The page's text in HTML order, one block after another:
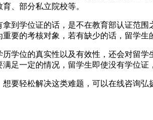
、部分私立院校等。
到学位证的话，是不在教育部认证范
要的考核对象，若有缺少的话，留学生
学位的真实性以及有效性，还会对留
足一定的情况，留学生即使没有学位证
要轻松解决这类难题，可以在线咨询弘